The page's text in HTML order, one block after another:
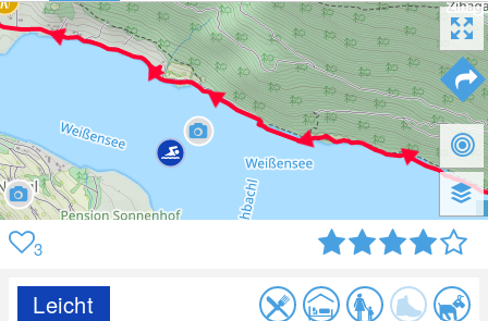
3
Leicht